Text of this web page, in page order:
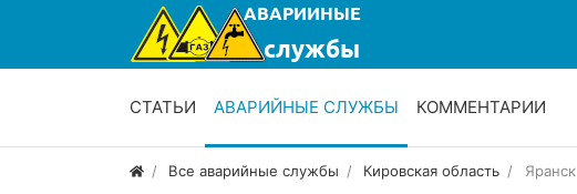
СТАТЬИ АВАРИЙНЫЕ СЛУЖБЫ КОММЕНТАРИИ
Все аварийные службы Кировская область Яранск